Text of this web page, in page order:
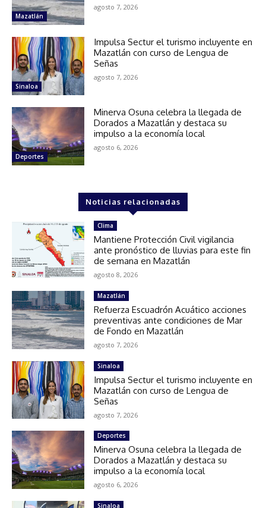
Mazatlán
agosto 7, 2026
Sinaloa
Impulsa Sectur el turismo incluyente en
Mazatlán con curso de Lengua de
Señas
agosto 7, 2026
Deportes
Minerva Osuna celebra la llegada de
Dorados a Mazatlán y destaca su
impulso a la economía local
agosto 6, 2026
Noticias relacionadas
Clima
Mantiene Protección Civil vigilancia
ante pronóstico de lluvias para este fin
de semana en Mazatlán
agosto 8, 2026
Mazatlán
Refuerza Escuadrón Acuático acciones
preventivas ante condiciones de Mar
de Fondo en Mazatlán
agosto 7, 2026
Sinaloa
Impulsa Sectur el turismo incluyente en
Mazatlán con curso de Lengua de
Señas
agosto 7, 2026
Deportes
Minerva Osuna celebra la llegada de
Dorados a Mazatlán y destaca su
impulso a la economía local
agosto 6, 2026
Sinaloa